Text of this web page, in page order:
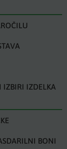
IZBIRI IZDELKA
DARILNI BONI